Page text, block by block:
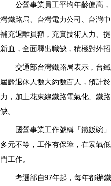
公營事業員工平均年齡偏高，
灣鐵路局、台灣電力公司、台灣
補充退離員額，充實技術人力、
新血，全面釋出職缺，積極對外
交通部台灣鐵路局表示，台鐵
屆齡退休人數大約數百人，預計
力，加上花東線鐵路電氣化、鐵
缺。
國營事業工作號稱「鐵飯碗」
多元不等，工作有保障，在景氣
門工作。
考選部自97年起，每年都辦鐵